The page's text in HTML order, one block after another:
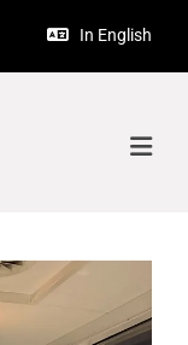
 In English